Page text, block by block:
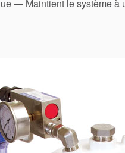
— Maintient le système à